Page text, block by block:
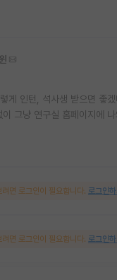
게 인턴, 석사생 받으면 좋겠
그냥 연구실 홈페이지에
면 로그인이 필요합니다. 로그인하
면 로그인이 필요합니다. 로그인하